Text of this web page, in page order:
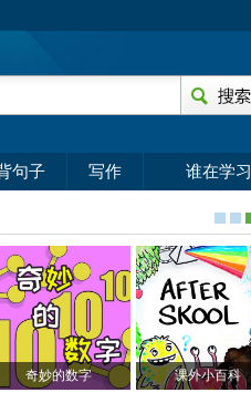
句子 写作 谁在学习
奇妙的数字 课外小百科